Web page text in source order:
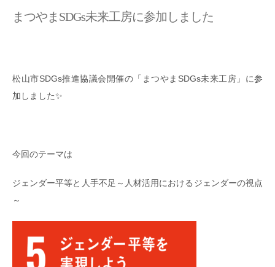
まつやまSDGs未来工房に参加しました
松山市SDGs推進協議会開催の「まつやまSDGs未来工房」に参
加しました✨
今回のテーマは
ジェンダー平等と人手不足～人材活用におけるジェンダーの視点
～